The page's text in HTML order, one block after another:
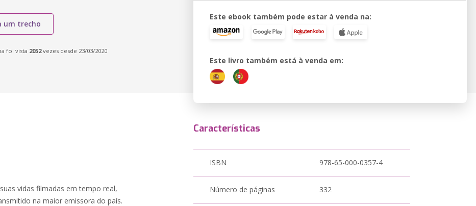
um trecho
foi vista 2052vezes desde 23/03/2020
Este ebook também pode estar à venda na:
Este livro também está à venda em:
vidas filmadas em tempo real,
na maior emissora do país.
Características
ISBN 978-65-000-0357-4
Número de páginas 332